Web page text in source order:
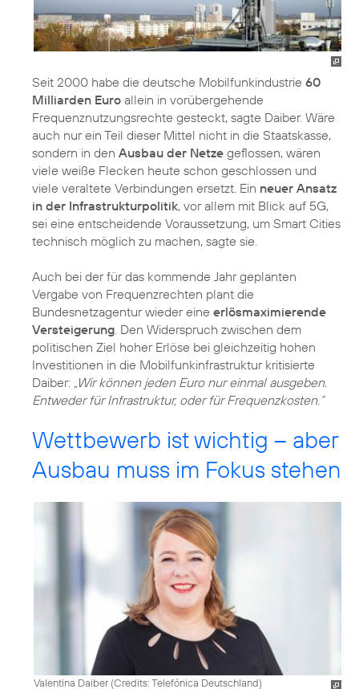
Seit 2000 habe die deutsche Mobilfunkindustrie 60
Milliarden Euro allein in vorübergehende
Frequenznutzungsrechte gesteckt, sagte Daiber. Wäre
auch nur ein Teil dieser Mittel nicht in die Staatskasse,
sondern in den Ausbau der Netze geflossen, wären
viele weiße Flecken heute schon geschlossen und
viele veraltete Verbindungen ersetzt. Ein neuer Ansatz
in der Infrastrukturpolitik, vor allem mit Blick auf 5G,
sei eine entscheidende Voraussetzung, um Smart Cities
technisch möglich zu machen, sagte sie.
Auch bei der für das kommende Jahr geplanten
Vergabe von Frequenzrechten plant die
Bundesnetzagentur wieder eine erlösmaximierende
Versteigerung . Den Widerspruch zwischen dem
politischen Ziel hoher Erlöse bei gleichzeitig hohen
Investitionen in die Mobilfunkinfrastruktur kritisierte
Daiber: „Wir können jeden Euro nur einmal ausgeben.
Entweder für Infrastruktur, oder für Frequenzkosten.“
Wettbewerb ist wichtig – aber
Ausbau muss im Fokus stehen
Valentina Daiber (Credits: Telefónica Deutschland)